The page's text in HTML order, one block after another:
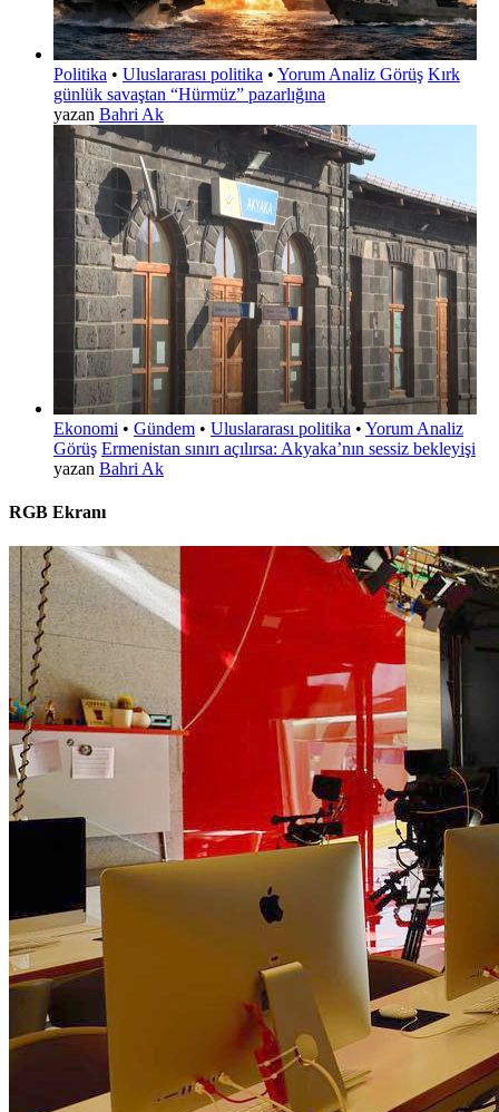
Politika • Uluslararası politika • Yorum Analiz Görüş Kırk
günlük savaştan “Hürmüz” pazarlığına
yazan Bahri Ak
Ekonomi • Gündem • Uluslararası politika • Yorum Analiz
Görüş Ermenistan sınırı açılırsa: Akyaka’nın sessiz bekleyişi
yazan Bahri Ak
RGB Ekranı